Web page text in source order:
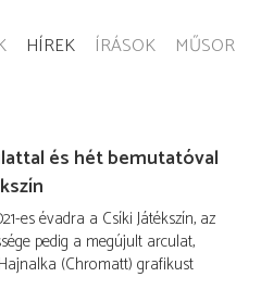
HÍREK ÍRÁSOK MŰSOR
és hét bemutatóval
es évadra a Csíki Játékszín, az
pedig a megújult arculat,
(Chromatt) grafikust